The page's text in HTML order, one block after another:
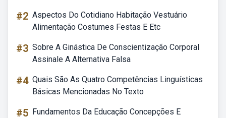
#2 Aspectos Do Cotidiano Habitação Vestuário
Alimentação Costumes Festas E Etc
#3 Sobre A Ginástica De Conscientização Corporal
Assinale A Alternativa Falsa
#4 Quais São As Quatro Competências Linguísticas
Básicas Mencionadas No Texto
#5 Fundamentos Da Educação Concepções E